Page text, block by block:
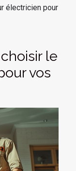
électricien pour
le
vos